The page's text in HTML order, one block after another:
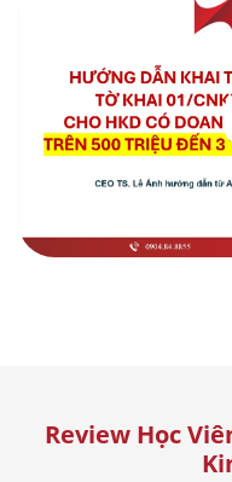
Review Học